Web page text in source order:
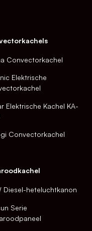
Convectorkachel
Elektrische
Elektrische Kachel KA-
Convectorkachel
Diesel-heteluchtkanon
Serie